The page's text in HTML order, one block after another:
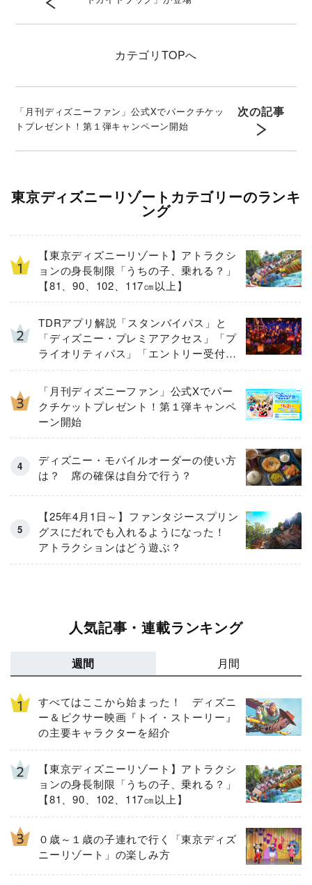
カテゴリ TOPへ
「月刊ディズニーファン」公式Xでパークチケッ
トプレゼント！第１弾キャンペーン開始
次の記事
東京ディズニーリゾートカテゴリーのランキ
ング
【東京ディズニーリゾート】アトラクシ
ョンの身長制限「うちの子、乗れる？」
【81、90、102、117㎝以上】
TDRアプリ解説「スタンバイパス」と
「ディズニー・プレミアアクセス」「プ
ライオリティパス」「エントリー受付」
とは
「月刊ディズニーファン」公式Xでパー
クチケットプレゼント！第１弾キャンペ
ーン開始
ディズニー・モバイルオーダーの使い方
は？ 席の確保は自分で行う？
【25年4月1日～】ファンタジースプリン
グスにだれでも入れるようになった！
アトラクションはどう遊ぶ？
人気記事・連載ランキング
週間 月間
すべてはここから始まった！ ディズニ
ー＆ピクサー映画『トイ・ストーリー』
の主要キャラクターを紹介
【東京ディズニーリゾート】アトラクシ
ョンの身長制限「うちの子、乗れる？」
【81、90、102、117㎝以上】
０歳～１歳の子連れで行く「東京ディズ
ニーリゾート」の楽しみ方